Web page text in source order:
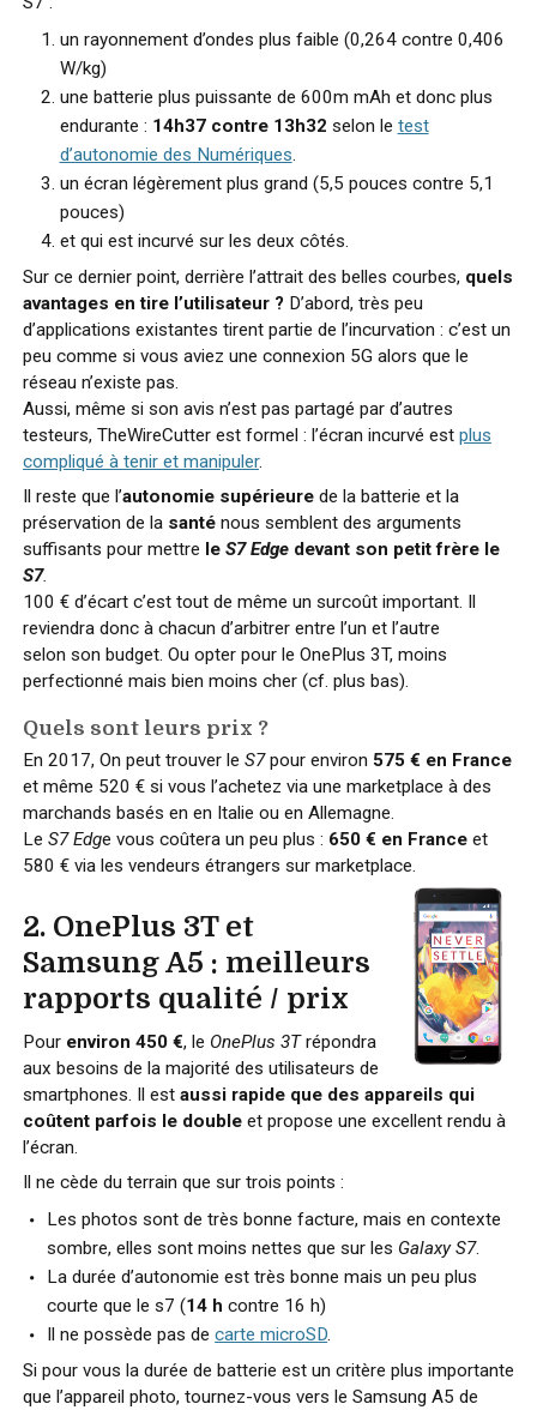
un rayonnement d’ondes plus faible (0,264 contre 0,406
W/kg)
une batterie plus puissante de 600m mAh et donc plus
endurante : 14h37 contre 13h32 selon le test
d’autonomie des Numériques.
un écran légèrement plus grand (5,5 pouces contre 5,1
pouces)
et qui est incurvé sur les deux côtés.
Sur ce dernier point, derrière l’attrait des belles courbes, quels
avantages en tire l’utilisateur ? D’abord, très peu
d’applications existantes tirent partie de l’incurvation : c’est un
peu comme si vous aviez une connexion 5G alors que le
réseau n’existe pas.
Aussi, même si son avis n’est pas partagé par d’autres
testeurs, TheWireCutter est formel : l’écran incurvé est plus
compliqué à tenir et manipuler.
Il reste que l’autonomie supérieurede la batterie et la
préservation de la santénous semblent des arguments
suffisants pour mettre le S7 Edgedevant son petit frère le
S7.
100 € d’écart c’est tout de même un surcoût important. Il
reviendra donc à chacun d’arbitrer entre l’un et l’autre
selon son budget. Ou opter pour le OnePlus 3T, moins
perfectionné mais bien moins cher (cf. plus bas).
Quels sont leurs prix ?
En 2017, On peut trouver le S7pour environ 575 € en France
et même 520 € si vous l’achetez via une marketplace à des
marchands basés en en Italie ou en Allemagne.
Le S7 Edge vous coûtera un peu plus : 650 € en Franceet
580 € via les vendeurs étrangers sur marketplace.
2. OnePlus 3T et
Samsung A5 : meilleurs
rapports qualité / prix
Pour environ 450 €, le OnePlus 3Trépondra
aux besoins de la majorité des utilisateurs de
smartphones. Il est aussi rapide que des appareils qui
coûtent parfois le doubleet propose une excellent rendu à
l’écran.
Il ne cède du terrain que sur trois points :
Les photos sont de très bonne facture, mais en contexte
sombre, elles sont moins nettes que sur les Galaxy S7.
La durée d’autonomie est très bonne mais un peu plus
courte que le s7 (14 h contre 16 h)
Il ne possède pas decarte microSD.
Si pour vous la durée de batterie est un critère plus importante
que l’appareil photo, tournez-vous vers le Samsung A5 de